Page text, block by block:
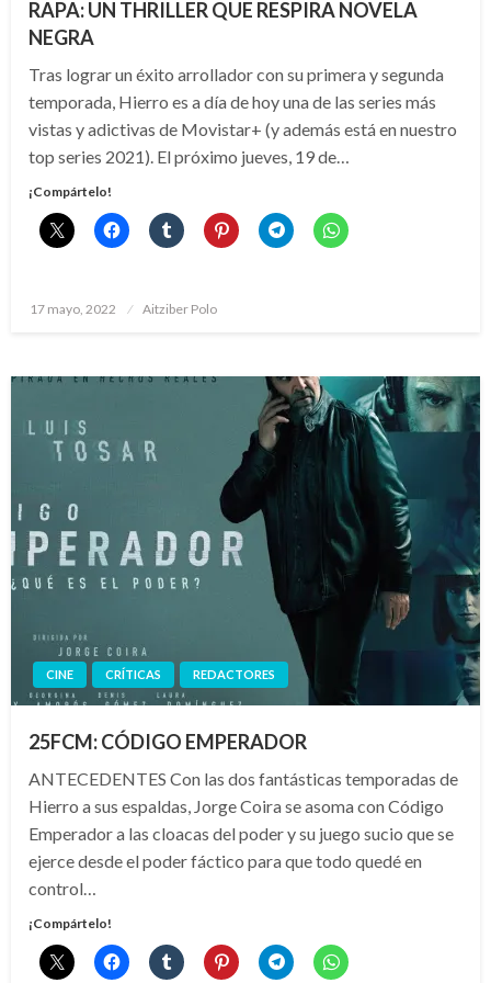
RAPA: UN THRILLER QUE RESPIRA NOVELA
NEGRA
Tras lograr un éxito arrollador con su primera y segunda
temporada, Hierro es a día de hoy una de las series más
vistas y adictivas de Movistar+ (y además está en nuestro
top series 2021). El próximo jueves, 19 de…
¡Compártelo!
Publicado
17 mayo, 2022 Aitziber Polo
CINE CRÍTICAS REDACTORES
25FCM: CÓDIGO EMPERADOR
ANTECEDENTES Con las dos fantásticas temporadas de
Hierro a sus espaldas, Jorge Coira se asoma con Código
Emperador a las cloacas del poder y su juego sucio que se
ejerce desde el poder fáctico para que todo quedé en
control…
¡Compártelo!